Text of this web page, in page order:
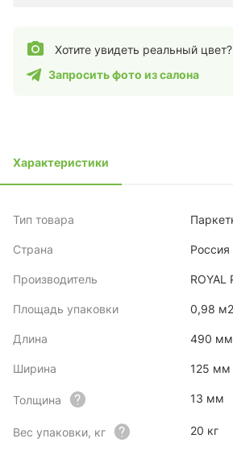
Хотите увидеть реальный цвет?
Запросить фото из салона
Характеристики
Тип товара
Страна Россия
Производитель ROYAL
Площадь упаковки 0,98 м2
Длина 490 мм
Ширина 125 мм
Толщина 13 мм
Вес упаковки, кг 20 кг